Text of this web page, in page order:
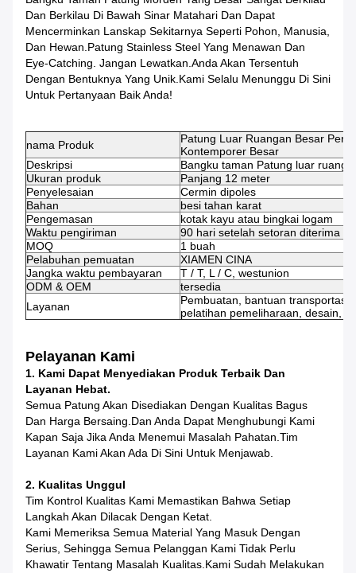
Dan Berkilau Di Bawah Sinar Matahari Dan Dapat
Mencerminkan Lanskap Sekitarnya Seperti Pohon, Manusia,
Dan Hewan.Patung Stainless Steel Yang Menawan Dan
Eye-Catching. Jangan Lewatkan.Anda Akan Tersentuh
Dengan Bentuknya Yang Unik.Kami Selalu Menunggu Di Sini
Untuk Pertanyaan Baik Anda!
nama Produk
Patung Luar Ruangan Besar
Kontemporer Besar
Deskripsi
Bangku taman Patung luar
Ukuran produk
Panjang 12 meter
Penyelesaian
Cermin dipoles
Bahan
besi tahan karat
Pengemasan
kotak kayu atau bingkai logam
Waktu pengiriman
90 hari setelah setoran diterima
MOQ
1 buah
Pelabuhan pemuatan
XIAMEN CINA
Jangka waktu pembayaran
T / T, L / C, westunion
ODM & OEM
tersedia
Layanan
Pembuatan, bantuan transportasi,
pelatihan pemeliharaan, desain,
Pelayanan Kami
1. Kami Dapat Menyediakan Produk Terbaik Dan
Layanan Hebat.
Semua Patung Akan Disediakan Dengan Kualitas Bagus
Dan Harga Bersaing.Dan Anda Dapat Menghubungi Kami
Kapan Saja Jika Anda Menemui Masalah Pahatan.Tim
Layanan Kami Akan Ada Di Sini Untuk Menjawab.
2. Kualitas Unggul
Tim Kontrol Kualitas Kami Memastikan Bahwa Setiap
Langkah Akan Dilacak Dengan Ketat.
Kami Memeriksa Semua Material Yang Masuk Dengan
Serius, Sehingga Semua Pelanggan Kami Tidak Perlu
Khawatir Tentang Masalah Kualitas.Kami Sudah Melakukan